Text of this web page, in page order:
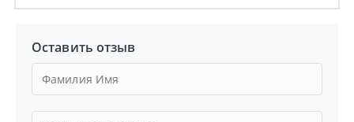
Оставить отзыв